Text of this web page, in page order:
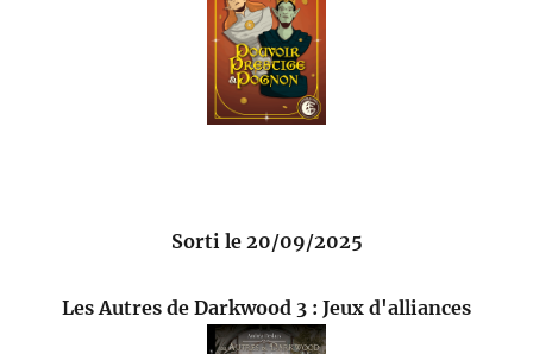
Sorti le 20/09/2025
Les Autres de Darkwood 3 : Jeux d'alliances